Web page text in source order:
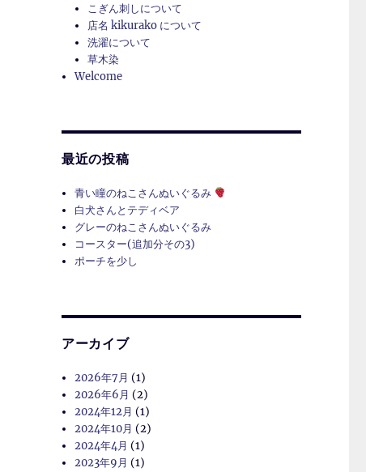
こぎん刺しについて
店名 kikurako について
洗濯について
草木染
Welcome
最近の投稿
青い瞳のねこさんぬいぐるみ
白犬さんとテディベア
グレーのねこさんぬいぐるみ
コースター(追加分その3)
ポーチを少し
アーカイブ
2026年7月 (1)
2026年6月 (2)
2024年12月 (1)
2024年10月 (2)
2024年4月 (1)
2023年9月 (1)